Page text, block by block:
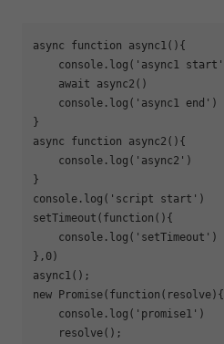
async function async1 ( ) {
console .log( 'async1 start'
await async2()
console .log( 'async1 end' )
async
function async2 ( ) {
console .log( 'async2' )
console .log( 'script start' )
setTimeout( function ( ) {
console .log( 'setTimeout' )
}, 0)
new Promise( function ( resolve) {
console .log( 'promise1' )
    resolve();